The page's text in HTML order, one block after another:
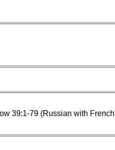
39:1-79 (Russian with